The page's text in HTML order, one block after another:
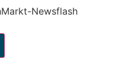
Newsflash